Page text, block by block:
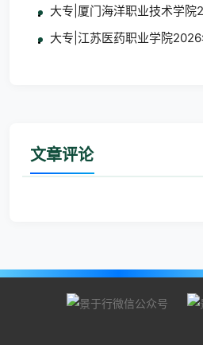
大专|厦门海洋职业技术学院
大专|江苏医药职业学院2026
文章评论